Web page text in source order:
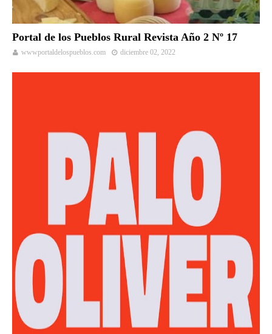
Portal de los Pueblos Rural Revista Año 2 Nº 17
wwwportaldelospueblos.com diciembre 02, 2022